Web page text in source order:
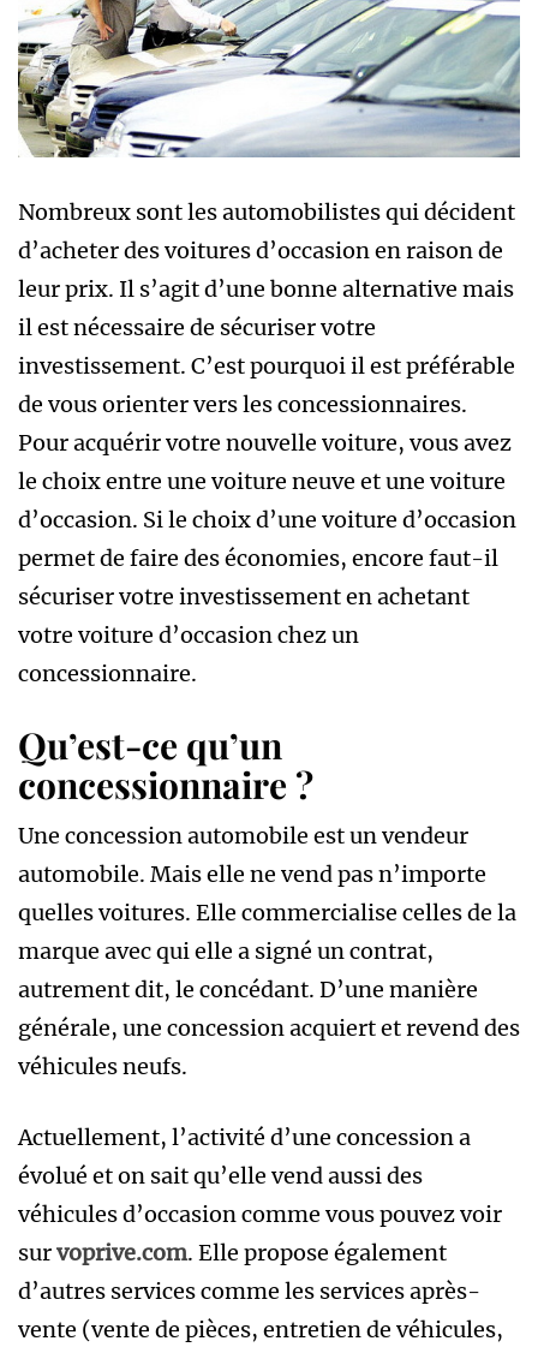
Nombreux sont les automobilistes qui décident
d’acheter des voitures d’occasion en raison de
leur prix. Il s’agit d’une bonne alternative mais
il est nécessaire de sécuriser votre
investissement. C’est pourquoi il est préférable
de vous orienter vers les concessionnaires.
Pour acquérir votre nouvelle voiture, vous avez
le choix entre une voiture neuve et une voiture
d’occasion. Si le choix d’une voiture d’occasion
permet de faire des économies, encore faut-il
sécuriser votre investissement en achetant
votre voiture d’occasion chez un
concessionnaire.
Qu’est-ce qu’un
concessionnaire ?
Une concession automobile est un vendeur
automobile. Mais elle ne vend pas n’importe
quelles voitures. Elle commercialise celles de la
marque avec qui elle a signé un contrat,
autrement dit, le concédant. D’une manière
générale, une concession acquiert et revend des
véhicules neufs.
Actuellement, l’activité d’une concession a
évolué et on sait qu’elle vend aussi des
véhicules d’occasion comme vous pouvez voir
survoprive.com. Elle propose également
d’autres services comme les services après-
vente (vente de pièces, entretien de véhicules,